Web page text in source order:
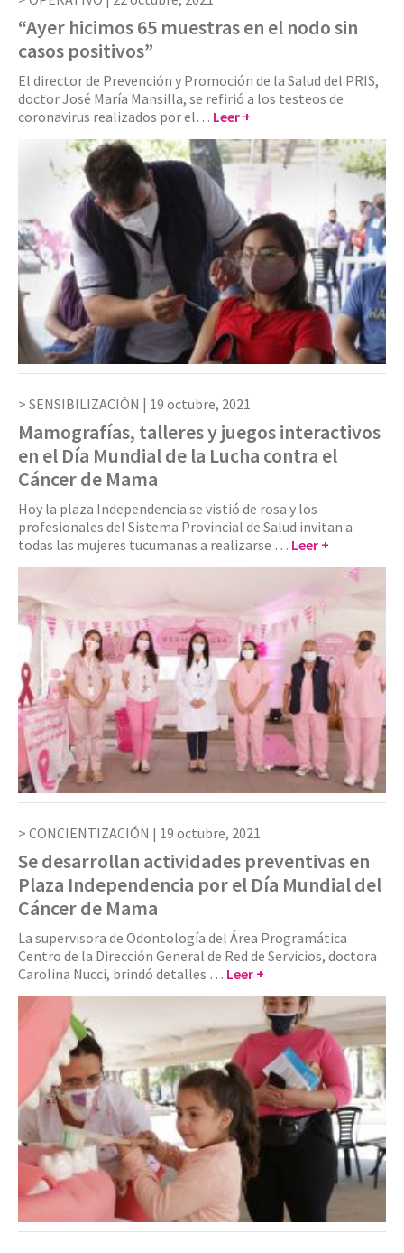
“Ayer hicimos 65 muestras en el nodo sin
casos positivos”
El director de Prevención y Promoción de la Salud del PRIS,
doctor José María Mansilla, se refirió a los testeos de
coronavirus realizados por el… Leer +
SENSIBILIZACIÓN | 19 octubre, 2021
Mamografías, talleres y juegos interactivos
en el Día Mundial de la Lucha contra el
Cáncer de Mama
Hoy la plaza Independencia se vistió de rosa y los
profesionales del Sistema Provincial de Salud invitan a
todas las mujeres tucumanas a realizarse … Leer +
CONCIENTIZACIÓN | 19 octubre, 2021
Se desarrollan actividades preventivas en
Plaza Independencia por el Día Mundial del
Cáncer de Mama
La supervisora de Odontología del Área Programática
Centro de la Dirección General de Red de Servicios, doctora
Carolina Nucci, brindó detalles … Leer +